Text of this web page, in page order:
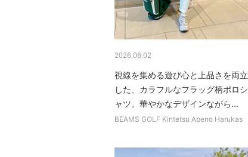
2026.06.02
視線を集める遊び心と上品さを両立
した、カラフルなフラッグ柄ポロシ
ャツ。華やかなデザインながら...
BEAMS GOLF Kintetsu Abeno Harukas